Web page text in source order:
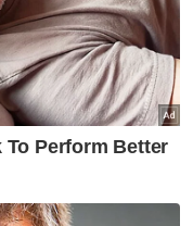
sekolah di
korban
sembilan
ini’